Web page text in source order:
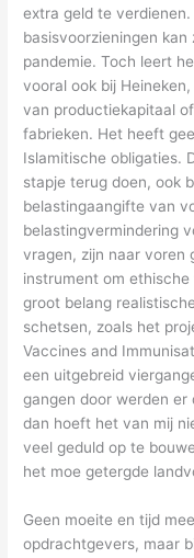
extra geld te
basisvoorzieningen
pandemie. Toch leert
vooral ook bij
van productiekapitaal
fabrieken. Het heeft
Islamitische obligaties.
stapje terug doen, ook
belastingaangifte van
belastingvermindering
vragen, zijn naar voren
instrument om
groot belang
schetsen, zoals het
Vaccines and
een uitgebreid
gangen door werden er
dan hoeft het van mij
veel geduld op te
het moe getergde
Geen moeite en tijd
opdrachtgevers, maar